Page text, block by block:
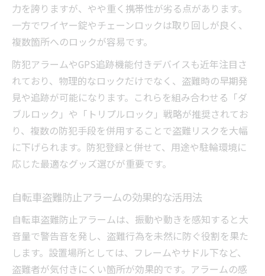
力を誇りますが、やや重く携帯性が劣る点があります。
一方でワイヤー錠やチェーンロックは取り回しが良く、
複数箇所へのロックが容易です。
防犯アラームやGPS追跡機能付きデバイスも近年注目さ
れており、物理的なロックだけでなく、盗難時の早期発
見や追跡が可能になります。これらを組み合わせる「ダ
ブルロック」や「トリプルロック」戦略が推奨されてお
り、複数の防犯手段を併用することで盗難リスクを大幅
に下げられます。防犯登録と併せて、用途や駐輪環境に
応じた最適なグッズ選びが重要です。
自転車盗難防止アラームの効果的な活用法
自転車盗難防止アラームは、振動や動きを感知すると大
音量で警告音を発し、盗難行為を未然に防ぐ役割を果た
します。設置場所としては、フレームやサドル下など、
盗難者が気付きにくい箇所が効果的です。アラームの感